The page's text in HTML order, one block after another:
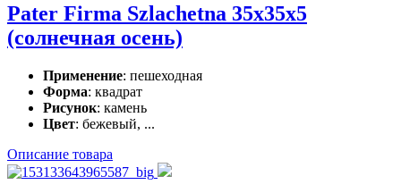
Pater Firma Szlachetna 35x35x5
(солнечная осень)
Применение: пешеходная
Форма: квадрат
Рисунок: камень
Цвет: бежевый, ...
Описание товара